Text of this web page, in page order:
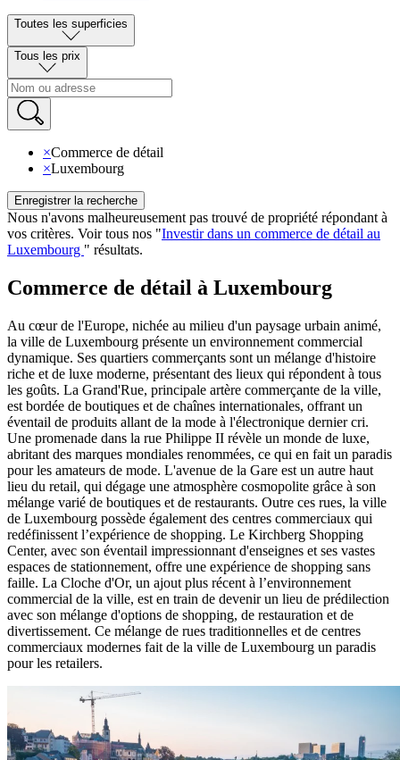
Toutes les superficies
Tous les prix
×Commerce de détail
×Luxembourg
Enregistrer la recherche
Nous n'avons malheureusement pas trouvé de propriété répondant à
vos critères. Voir tous nos "Investir dans un commerce de détail au
Luxembourg " résultats.
Commerce de détail à Luxembourg
Au cœur de l'Europe, nichée au milieu d'un paysage urbain animé,
la ville de Luxembourg présente un environnement commercial
dynamique. Ses quartiers commerçants sont un mélange d'histoire
riche et de luxe moderne, présentant des lieux qui répondent à tous
les goûts. La Grand'Rue, principale artère commerçante de la ville,
est bordée de boutiques et de chaînes internationales, offrant un
éventail de produits allant de la mode à l'électronique dernier cri.
Une promenade dans la rue Philippe II révèle un monde de luxe,
abritant des marques mondiales renommées, ce qui en fait un paradis
pour les amateurs de mode. L'avenue de la Gare est un autre haut
lieu du retail, qui dégage une atmosphère cosmopolite grâce à son
mélange varié de boutiques et de restaurants. Outre ces rues, la ville
de Luxembourg possède également des centres commerciaux qui
redéfinissent l’expérience de shopping. Le Kirchberg Shopping
Center, avec son éventail impressionnant d'enseignes et ses vastes
espaces de stationnement, offre une expérience de shopping sans
faille. La Cloche d'Or, un ajout plus récent à l’environnement
commercial de la ville, est en train de devenir un lieu de prédilection
avec son mélange d'options de shopping, de restauration et de
divertissement. Ce mélange de rues traditionnelles et de centres
commerciaux modernes fait de la ville de Luxembourg un paradis
pour les retailers.